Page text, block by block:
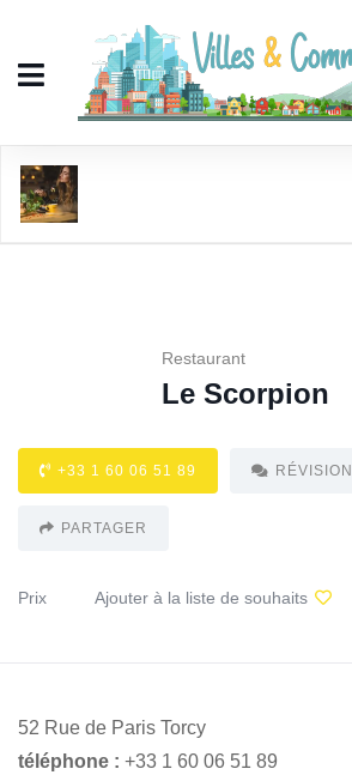
Restaurant
Le Scorpion
+33 1 60 06 51 89 RÉVISION
PARTAGER
Prix Ajouter à la liste de souhaits
52 Rue de Paris Torcy
téléphone : +33 1 60 06 51 89